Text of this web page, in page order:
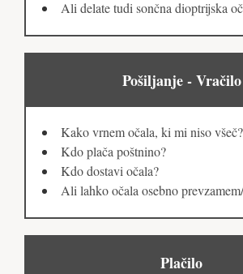
Ali delate tudi sončna dioptrijska
Pošiljanje - Vračilo
Kako vrnem očala, ki mi niso všeč?
Kdo plača poštnino?
Kdo dostavi očala?
Ali lahko očala osebno
Plačilo